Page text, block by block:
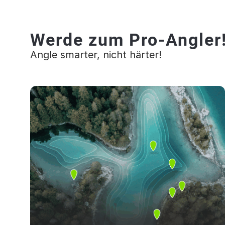
Werde zum Pro-
Angle smarter, nicht härter!